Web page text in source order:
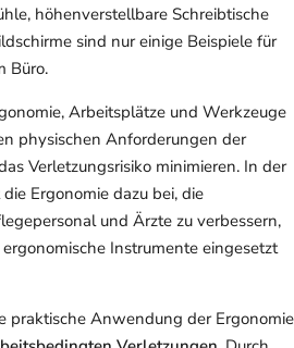
höhenverstellbare Schreibtische
sind nur einige Beispiele für
Büro.
Arbeitsplätze und Werkzeuge
physischen Anforderungen der
Verletzungsrisiko minimieren. In der
Ergonomie dazu bei, die
und Ärzte zu verbessern,
Instrumente eingesetzt
praktische Anwendung der Ergonomie